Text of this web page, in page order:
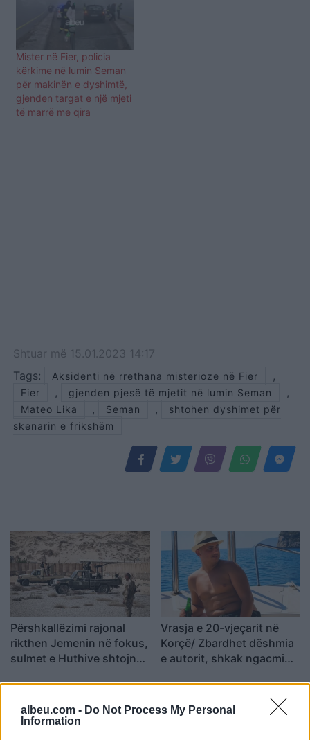
albeu.com - Do Not Process My Personal
Information
Mister në Fier, policia
kërkime në lumin Seman
për makinën e dyshimtë,
gjenden targat e një mjeti
të marrë me qira
Shtuar më 15.01.2023 14:17
Tags:
Aksidenti në rrethana misterioze në Fier ,
Fier , gjenden pjesë të mjetit në lumin Seman ,
Mateo Lika , Seman ,
shtohen dyshimet për
skenarin e frikshëm
Përshkallëzimi rajonal
rikthen Jemenin në fokus,
sulmet e Huthive shtojnë
luftës
Vrasja e 20-vjeçarit në
Korçë/ Zbardhet dëshmia
e autorit, shkak ngacmimi